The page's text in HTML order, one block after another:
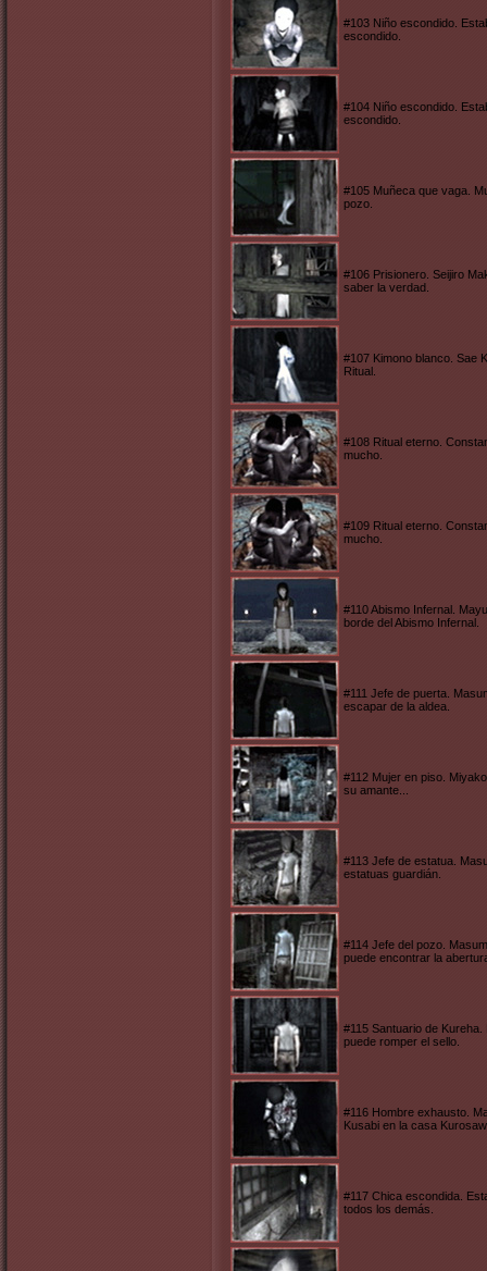
#103 Niño escondido.
escondido.
#104 Niño escondido.
escondido.
#105 Muñeca que vaga.
pozo.
#106 Prisionero. Seijiro
saber la verdad.
#107 Kimono blanco. Sae
Ritual.
#108 Ritual eterno.
mucho.
#109 Ritual eterno.
mucho.
#110 Abismo Infernal.
borde del Abismo Infernal.
#111 Jefe de puerta.
escapar de la aldea.
#112 Mujer en piso.
su amante...
#113 Jefe de estatua.
estatuas guardián.
#114 Jefe del pozo.
puede encontrar la
#115 Santuario de
puede romper el sello.
#116 Hombre exhausto.
Kusabi en la casa
#117 Chica escondida.
todos los demás.